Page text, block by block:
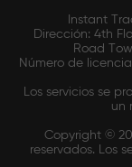
Instant
Dirección: 4th
Road
Número de
Los servicios se
un
Copyright ©
reservados. Los